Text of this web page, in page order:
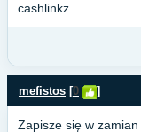
cashlinkz
mefistos [0 ]
Zapisze się w